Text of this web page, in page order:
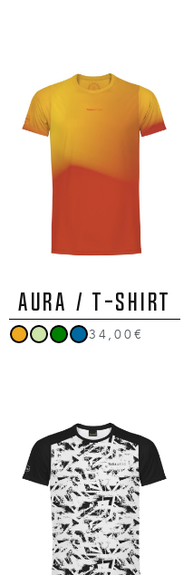
AURA / T-Shirt
34,00€